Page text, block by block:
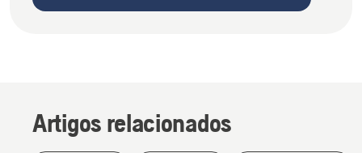
Artigos relacionados